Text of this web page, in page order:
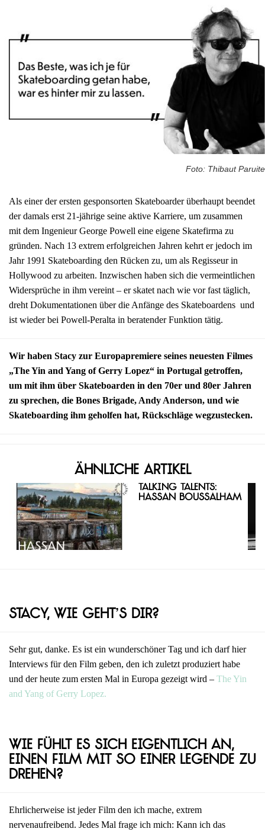
Foto: Thibaut Paruite
Als einer der ersten gesponsorten Skateboarder überhaupt beendet
der damals erst 21-jährige seine aktive Karriere, um zusammen
mit dem Ingenieur George Powell eine eigene Skatefirma zu
gründen. Nach 13 extrem erfolgreichen Jahren kehrt er jedoch im
Jahr 1991 Skateboarding den Rücken zu, um als Regisseur in
Hollywood zu arbeiten. Inzwischen haben sich die vermeintlichen
Widersprüche in ihm vereint – er skatet nach wie vor fast täglich,
dreht Dokumentationen über die Anfänge des Skateboardens und
ist wieder bei Powell-Peralta in beratender Funktion tätig.
Wir haben Stacy zur Europapremiere seines neuesten Filmes
„The Yin and Yang of Gerry Lopez“ in Portugal getroffen,
um mit ihm über Skateboarden in den 70er und 80er Jahren
zu sprechen, die Bones Brigade, Andy Anderson, und wie
Skateboarding ihm geholfen hat, Rückschläge wegzustecken.
Ähnliche Artikel
Talking Talents:
Hassan Boussalham
Stacy, wie geht’s dir?
Sehr gut, danke. Es ist ein wunderschöner Tag und ich darf hier
Interviews für den Film geben, den ich zuletzt produziert habe
und der heute zum ersten Mal in Europa gezeigt wird – The Yin
and Yang of Gerry Lopez.
Wie fühlt es sich eigentlich an,
einen Film mit so einer Legende zu
drehen?
Ehrlicherweise ist jeder Film den ich mache, extrem
nervenaufreibend. Jedes Mal frage ich mich: Kann ich das